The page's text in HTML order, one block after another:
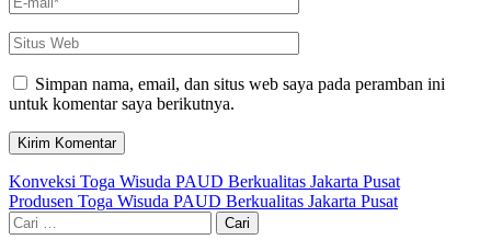
Situs
Web
Simpan nama, email, dan situs web saya pada peramban ini
untuk komentar saya berikutnya.
Navigasi
pos
Konveksi Toga Wisuda PAUD Berkualitas Jakarta Pusat
Produsen Toga Wisuda PAUD Berkualitas Jakarta Pusat
Cari
untuk: